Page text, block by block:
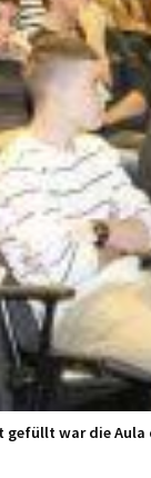
gefüllt war die Aula